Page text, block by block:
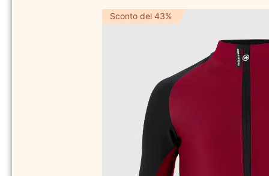
Sconto del 43%